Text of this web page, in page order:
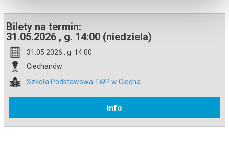
Bilety na termin:
31.05.2026 , g. 14:00 (niedziela)
31.05.2026 , g. 14:00
Ciechanów
Szkoła Podstawowa TWP w Ciecha...
info